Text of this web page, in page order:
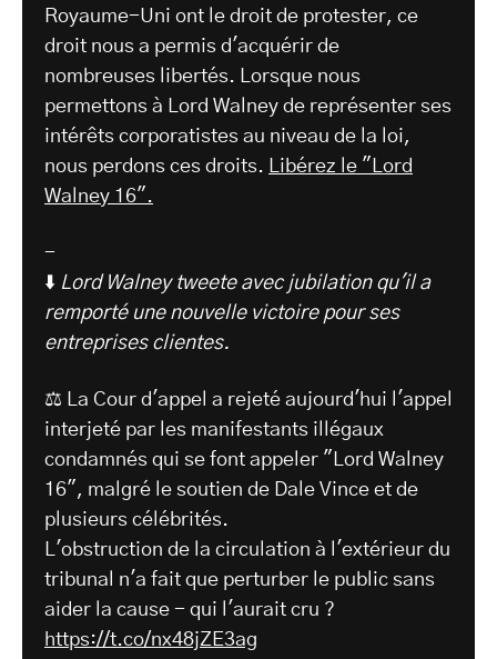
Royaume-Uni ont le droit de protester, ce
droit nous a permis d'acquérir de
nombreuses libertés. Lorsque nous
permettons à Lord Walney de représenter ses
intérêts corporatistes au niveau de la loi,
nous perdons ces droits. Libérez le "Lord
Walney 16".
-
⬇️ Lord Walney tweete avec jubilation qu'il a
remporté une nouvelle victoire pour ses
entreprises clientes.
⚖️ La Cour d'appel a rejeté aujourd'hui l'appel
interjeté par les manifestants illégaux
condamnés qui se font appeler "Lord Walney
16", malgré le soutien de Dale Vince et de
plusieurs célébrités.
L'obstruction de la circulation à l'extérieur du
tribunal n'a fait que perturber le public sans
aider la cause - qui l'aurait cru ?
https://t.co/nx48jZE3ag